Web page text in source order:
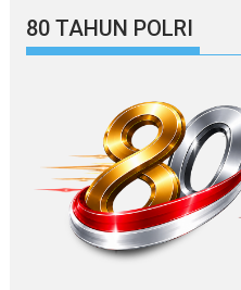
80 TAHUN POLRI